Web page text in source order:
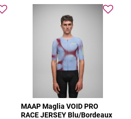
MAAP Maglia VOID PRO
RACE JERSEY Blu/Bordeaux